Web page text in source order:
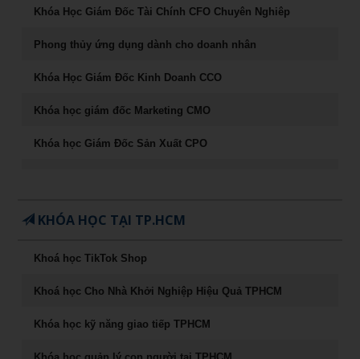
Khóa Học Giám Đốc Tài Chính CFO Chuyên Nghiêp
Phong thủy ứng dụng dành cho doanh nhân
Khóa Học Giám Đốc Kinh Doanh CCO
Khóa học giám đốc Marketing CMO
Khóa học Giám Đốc Sản Xuất CPO
Chuyên Khảo Chiến Lược Dẫn Đầu Trong Kinh Doanh
dương
Khóa học Marketing Digital
KHÓA HỌC TẠI TP.HCM
Khoá học TikTok Shop
Khoá học Cho Nhà Khởi Nghiệp Hiệu Quả TPHCM
Khóa học kỹ năng giao tiếp TPHCM